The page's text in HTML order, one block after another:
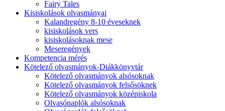
Fairy Tales
Kisiskolások olvasmányai
Kalandregény 8-10 éveseknek
kisiskolások vers
kisiskolásoknak mese
Meseregények
Kompetencia mérés
Kötelező olvasmányok-Diákkönyvtár
Kötelező olvasmányok alsósoknak
Kötelező olvasmányok felsősöknek
Kötelező olvasmányok középiskola
Olvasónaplók alsósoknak